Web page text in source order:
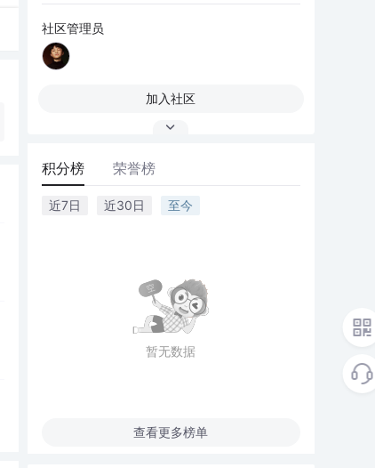
社区管理员
加入社区
积分榜 荣誉榜
近7日 近30日 至今
暂无数据
查看更多榜单